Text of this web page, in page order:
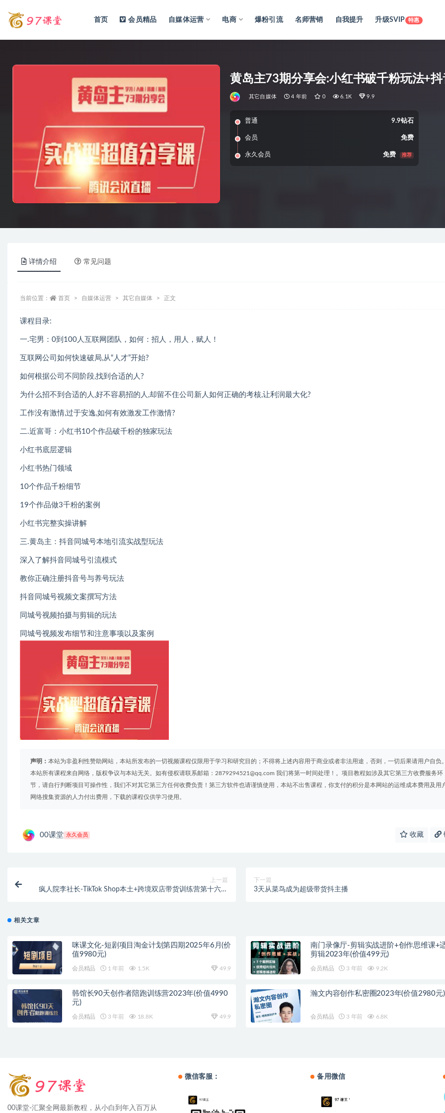
首页 会员精品 自媒体运营 电商 爆粉引流 名师营销 自我提升 升级SVIP 特惠
黄岛主73期分享会:小红书破千粉玩法+
其它自媒体 4 年前 0 6.1K 9.9
普通 9.9钻石
会员 免费
永久会员 免费 推荐
详情介绍 常见问题
当前位置： 首页 自媒体运营 其它自媒体 正文
课程目录:
一.宅男：0到100人互联网团队，如何：招人，用人，赋人！
互联网公司如何快速破局,从“人才”开始?
如何根据公司不同阶段,找到合适的人?
为什么招不到合适的人,好不容易招的人,却留不住公司新人如何正确的考核,让利润最大化?
工作没有激情,过于安逸,如何有效激发工作激情?
二.近富哥：小红书10个作品破千粉的独家玩法
小红书底层逻辑
小红书热门领域
10个作品千粉细节
19个作品做3千粉的案例
小红书完整实操讲解
三.黄岛主：抖音同城号本地引流实战型玩法
深入了解抖音同城号引流模式
教你正确注册抖音号与养号玩法
抖音同城号视频文案撰写方法
同城号视频拍摄与剪辑的玩法
同城号视频发布细节和注意事项以及案例
声明： 本站为非盈利性赞助网站，本站所发布的一切视频课程仅限用于学习和研究目的；不得将上述内容用于商业或者非法用途，否则，一切后果请用户自负。
本站所有课程来自网络，版权争议与本站无关。如有侵权请联系邮箱：2879294521@qq.com 我们将第一时间处理！。项目教程如涉及其它第三方收费服务环
节，请自行判断项目可操作性，我们不对其它第三方任何收费负责！第三方软件也请谨慎使用，本站不出售课程，你支付的积分是本网站的运维成本费用及用
网络搜集资源的人力付出费用，下载的课程仅供学习使用。
00课堂 永久会员 收藏
上一篇
疯人院李社长-TikTok Shop本土+跨境双店带货训练营第十六期
下一篇
3天从菜鸟成为超级带货抖主播
相关文章
咪课文化-短剧项目淘金计划第四期2025年6月(价
值9980元)
会员精品 1 年前 1.5K 49.9
南门录像厅-剪辑实战进阶+创作思维课+
剪辑2023年(价值499元)
会员精品 3 年前 9.2K
韩馆长90天创作者陪跑训练营2023年(价值4990
元)
会员精品 3 年前 18.8K 49.9
瀚文内容创作私密圈2023年(价值2980元)
会员精品 3 年前 6.8K
00课堂-汇聚全网最新教程，从小白到年入百万从
微信客服： 备用微信